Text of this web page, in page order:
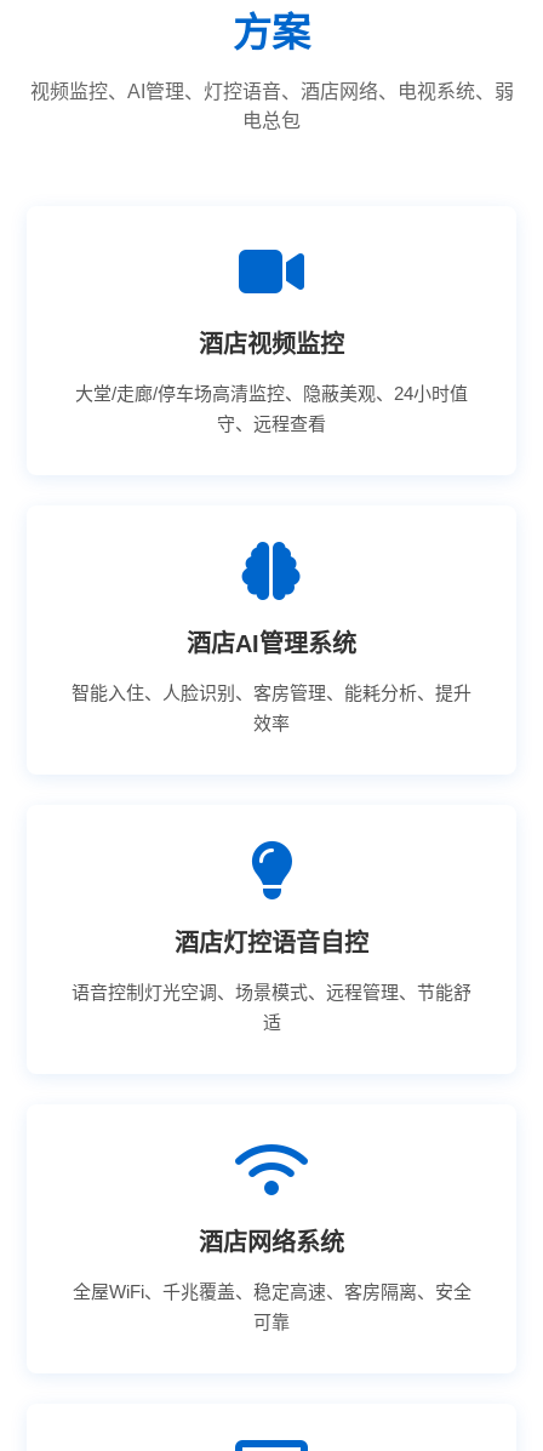
方案
视频监控、AI管理、灯控语音、酒店网络、电视系统、弱
电总包
酒店视频监控
大堂/走廊/停车场高清监控、隐蔽美观、24小时值
守、远程查看
酒店AI管理系统
智能入住、人脸识别、客房管理、能耗分析、提升
效率
酒店灯控语音自控
语音控制灯光空调、场景模式、远程管理、节能舒
适
酒店网络系统
全屋WiFi、千兆覆盖、稳定高速、客房隔离、安全
可靠